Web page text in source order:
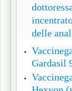
delle
Gardasil